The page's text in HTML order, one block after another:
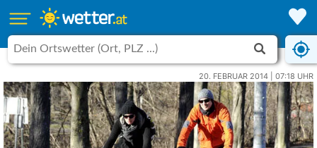
20. FEBRUAR 2014 | 07:18 UHR